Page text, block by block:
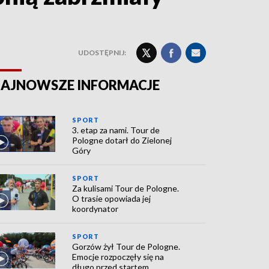
UDOSTĘPNIJ:
INFORMACJE
SPORT
3. etap za nami. Tour de
Pologne dotarł do Zielonej
Góry
SPORT
Za kulisami Tour de Pologne.
O trasie opowiada jej
koordynator
SPORT
Gorzów żył Tour de Pologne.
Emocje rozpoczęły się na
długo przed startem